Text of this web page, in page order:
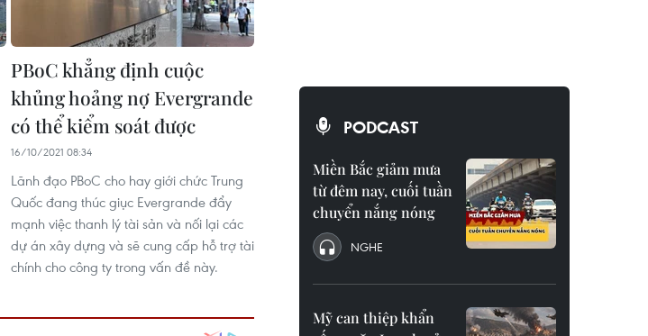
PBoC khẳng định cuộc
khủng hoảng nợ Evergrande
có thể kiểm soát được
16/10/2021 08:34
Lãnh đạo PBoC cho hay giới chức Trung
Quốc đang thúc giục Evergrande đẩy
mạnh việc thanh lý tài sản và nối lại các
dự án xây dựng và sẽ cung cấp hỗ trợ tài
chính cho công ty trong vấn đề này.
PODCAST
Miền Bắc giảm mưa
từ đêm nay, cuối tuần
chuyển nắng nóng
NGHE
Mỹ can thiệp khẩn